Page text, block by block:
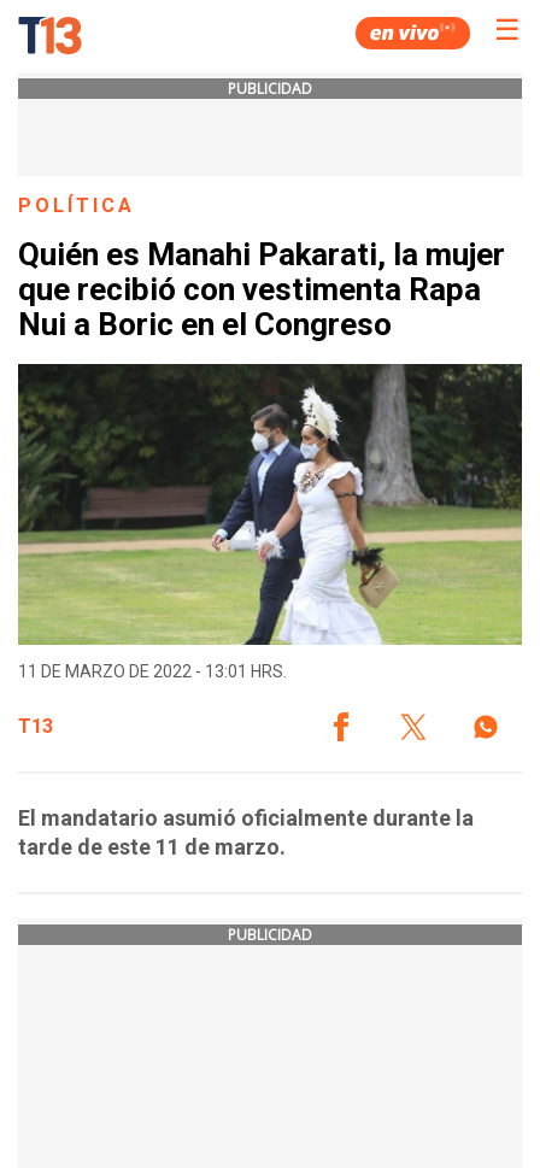
☰
PUBLICIDAD
POLÍTICA
Quién es Manahi Pakarati, la mujer
que recibió con vestimenta Rapa
Nui a Boric en el Congreso
11 DE MARZO DE 2022 - 13:01 HRS.
T13
El mandatario asumió oficialmente durante la
tarde de este 11 de marzo.
PUBLICIDAD